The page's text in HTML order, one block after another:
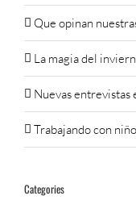
Que opinan
La magia del
Nuevas entrevistas
Trabajando con
Categories